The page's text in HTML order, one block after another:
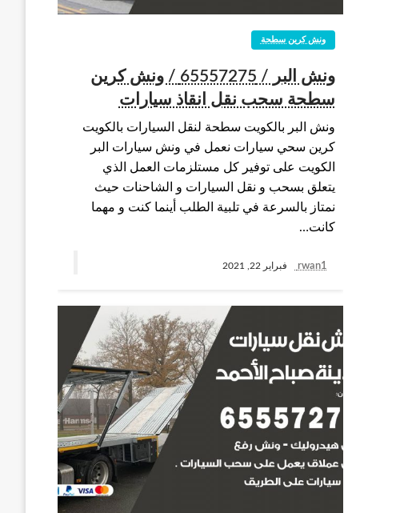
ونش كرين سطحة
ونش البر / 65557275 / ونش كرين
سطحة سحب نقل انقاذ سيارات
ونش البر بالكويت سطحة لنقل السيارات بالكويت
كرين سحي سيارات نعمل في ونش سيارات البر
الكويت على توفير كل مستلزمات العمل الذي
يتعلق بسحب و نقل السيارات و الشاحنات حيث
نمتاز بالسرعة في تلبية الطلب أينما كنت و مهما
كانت…
rwan1 فبراير 22, 2021